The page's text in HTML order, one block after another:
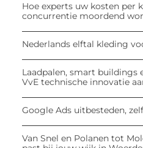
Hoe experts uw kosten per
concurrentie moordend
Nederlands elftal kleding
Laadpalen, smart buildings
VvE technische innovatie
Google Ads uitbesteden,
Van Snel en Polanen tot